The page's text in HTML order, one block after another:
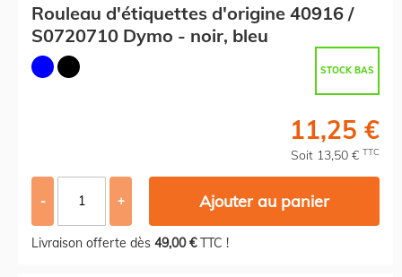
Rouleau d'étiquettes d'origine 40916 /
S0720710 Dymo - noir, bleu
STOCK BAS
11,25 €
Soit 13,50 € TTC
- + Ajouter au panier
Livraison offerte dès 49,00 €TTC !